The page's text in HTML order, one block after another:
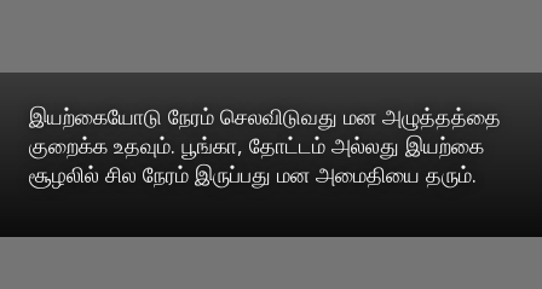
இயற்கையோடு நேரம் செலவிடுவது மன அழுத்தத்தை
குறைக்க உதவும். பூங்கா, தோட்டம் அல்லது இயற்கை
சூழலில் சில நேரம் இருப்பது மன அமைதியை தரும்.